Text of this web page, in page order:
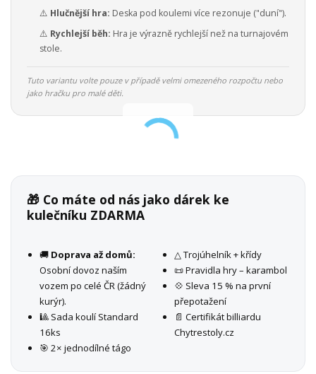
⚠️ Hlučnější hra: Deska pod koulemi více rezonuje ("duní").
⚠️ Rychlejší běh: Hra je výrazně rychlejší než na turnajovém
stole.
Tuto variantu volte pouze v případě velmi omezeného rozpočtu nebo
jako hračku pro malé děti.
🎁 Co máte od nás jako dárek ke
kulečníku ZDARMA
🚚 Doprava až domů:
Osobní dovoz naším
vozem po celé ČR (žádný
kurýr).
🎱 Sada koulí Standard
16ks
🎯 2× jednodílné tágo
△ Trojúhelník + křídy
📜 Pravidla hry – karambol
💠 Sleva 15 % na první
přepotažení
📄 Certifikát billiardu
Chytrestoly.cz